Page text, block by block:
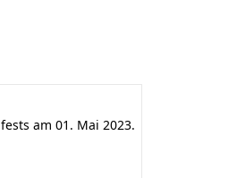
am 01. Mai 2023.